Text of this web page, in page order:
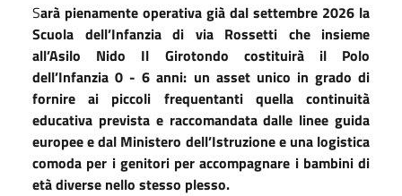
Sarà pienamente operativa già dal settembre 2026 la
Scuola dell’Infanzia di via Rossetti che insieme
all’Asilo Nido Il Girotondo costituirà il Polo
dell’Infanzia 0 - 6 anni: un asset unico in grado di
fornire ai piccoli frequentanti quella continuità
educativa prevista e raccomandata dalle linee guida
europee e dal Ministero dell’Istruzione e una logistica
comoda per i genitori per accompagnare i bambini di
età diverse nello stesso plesso.